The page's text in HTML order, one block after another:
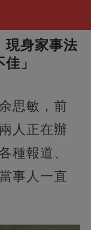
現身家事法
」
思敏，前
人正在辦
種報道、
事人一直